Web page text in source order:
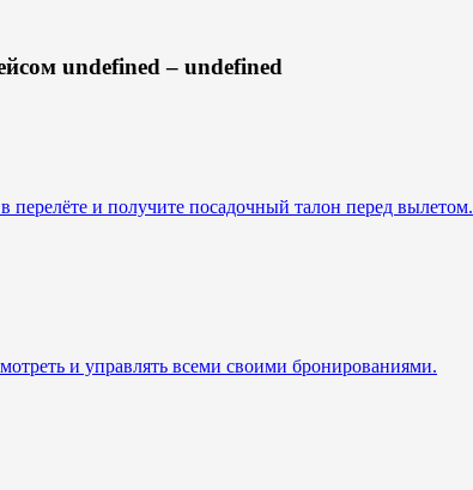
undefined – undefined
перелёте и получите посадочный талон перед вылетом.
и управлять всеми своими бронированиями.